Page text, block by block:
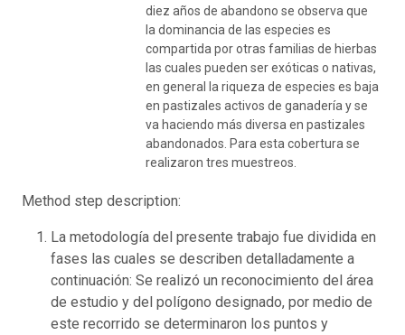
diez años de abandono se observa que
la dominancia de las especies es
compartida por otras familias de hierbas
las cuales pueden ser exóticas o nativas,
en general la riqueza de especies es baja
en pastizales activos de ganadería y se
va haciendo más diversa en pastizales
abandonados. Para esta cobertura se
realizaron tres muestreos.
Method step description:
La metodología del presente trabajo fue dividida en
fases las cuales se describen detalladamente a
continuación: Se realizó un reconocimiento del área
de estudio y del polígono designado, por medio de
este recorrido se determinaron los puntos y